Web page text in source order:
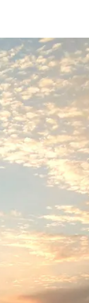
hacia arriba y